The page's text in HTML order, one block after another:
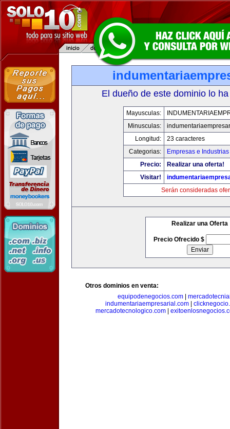
El dueño de este dominio lo
Mayusculas:
Minusculas:
Longitud:
23 caracteres
Categorias:
Empresas e Industrias
Precio:
Realizar una oferta!
Visitar!
Serán consideradas
Realizar una Oferta
Precio Ofrecido $
Otros dominios en venta:
equipodenegocios.com|
indumentariaempresarial.com
mercadotecnologico.com